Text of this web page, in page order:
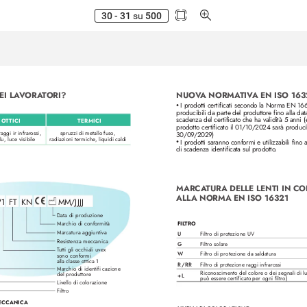
30 - 31 su 500
MM/JJJJ
FT KN
Livello di colorazione
Filtro
Data di produzione
Tutti gli occhiali uvex
sono conformi
alla classe ottica 1
Resistenza meccanica
Marchio di identifi cazione
del produttore
Marcatura aggiuntiva
Marchio di conformità
LAVORATORI?
OTTICI TERMICI
ir infrarossi,
luce visibile
spruzzi di metallo fuso,
radiazioni termiche, liquidi caldi
FILTRO
U Filtro di protezione UV
G Filtro solare
W Filtro di protezione da saldatura
R / RR Filtro di protezione raggi infrarossi
+ L
Riconoscimento del colore o dei segnali di
può essere certificato per ogni filtro)
MARCATURA DELLE LENTI IN
ALLA NORMA EN ISO 16321
NUOVA NORMATIVA EN ISO
• I prodotti certificati secondo la Norma EN
producibili da parte del produttore fino alla
scadenza del certificato che ha validità 5 anni
prodotto certificato il 01/10/2024 sarà
30/09/2029)
• I prodotti saranno conformi e utilizzabili fino
di scadenza identificata sul prodotto.